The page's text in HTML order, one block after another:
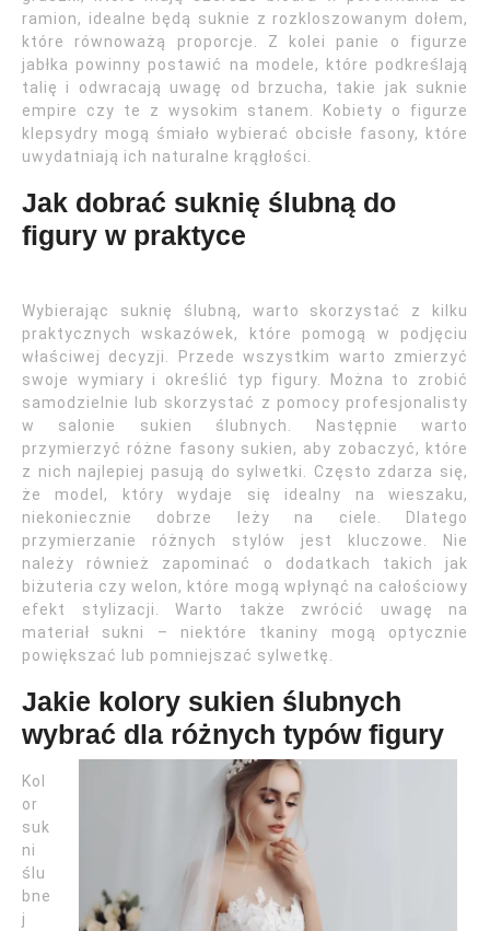
ramion, idealne będą suknie z rozkloszowanym dołem,
które równoważą proporcje. Z kolei panie o figurze
jabłka powinny postawić na modele, które podkreślają
talię i odwracają uwagę od brzucha, takie jak suknie
empire czy te z wysokim stanem. Kobiety o figurze
klepsydry mogą śmiało wybierać obcisłe fasony, które
uwydatniają ich naturalne krągłości.
Jak dobrać suknię ślubną do
figury w praktyce
Wybierając suknię ślubną, warto skorzystać z kilku
praktycznych wskazówek, które pomogą w podjęciu
właściwej decyzji. Przede wszystkim warto zmierzyć
swoje wymiary i określić typ figury. Można to zrobić
samodzielnie lub skorzystać z pomocy profesjonalisty
w salonie sukien ślubnych. Następnie warto
przymierzyć różne fasony sukien, aby zobaczyć, które
z nich najlepiej pasują do sylwetki. Często zdarza się,
że model, który wydaje się idealny na wieszaku,
niekoniecznie dobrze leży na ciele. Dlatego
przymierzanie różnych stylów jest kluczowe. Nie
należy również zapominać o dodatkach takich jak
biżuteria czy welon, które mogą wpłynąć na całościowy
efekt stylizacji. Warto także zwrócić uwagę na
materiał sukni – niektóre tkaniny mogą optycznie
powiększać lub pomniejszać sylwetkę.
Jakie kolory sukien ślubnych
wybrać dla różnych typów figury
Kol
or
suk
ni
ślu
bne
j